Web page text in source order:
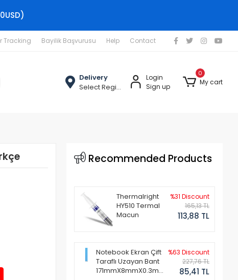
Tracking Bayilik Başvurusu Help Contact
Delivery
Select Region
Login
Sign up
0
My cart
Recommended Products
Thermalright
HY510 Termal
Macun
%31 Discount
165,13 TL
113,88 TL
Notebook Ekran Çift
Taraflı Uzayan Bant
171mmX8mmX0.3mm
%63 Discount
227,76 TL
85,41 TL